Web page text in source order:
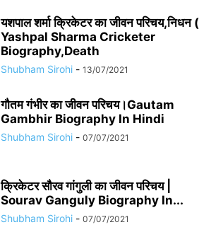
यशपाल शर्मा क्रिकेटर का जीवन परिचय,निधन (
Yashpal Sharma Cricketer
Biography,Death
Shubham Sirohi - 13/07/2021
गौतम गंभीर का जीवन परिचय।Gautam
Gambhir Biography In Hindi
Shubham Sirohi - 07/07/2021
क्रिकेटर सौरव गांगुली का जीवन परिचय |
Sourav Ganguly Biography In...
Shubham Sirohi - 07/07/2021